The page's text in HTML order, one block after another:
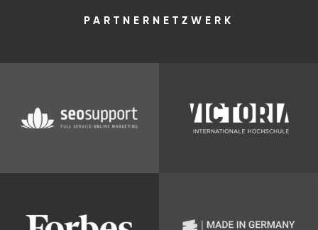
PARTNERNETZWERK